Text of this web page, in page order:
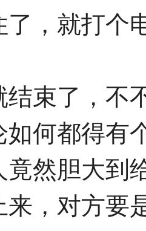
了，就打个
结束了，不
如何都得有
竟然胆大到
来，对方要